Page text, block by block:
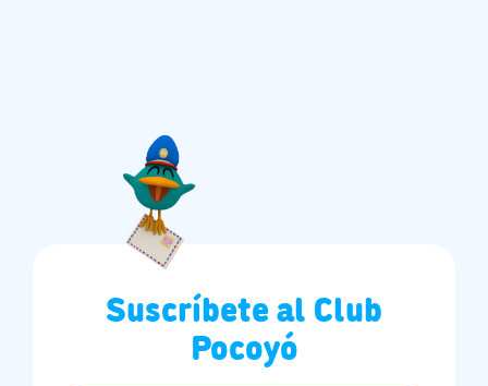
Suscríbete al Club
Pocoyó